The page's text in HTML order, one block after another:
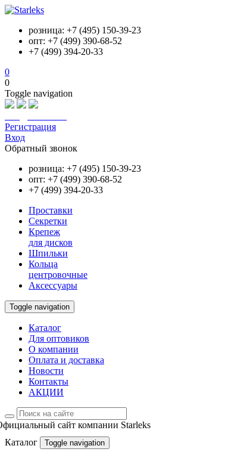
розница: +7 (495) 150-39-23
опт: +7 (499) 390-68-52
+7 (499) 394-20-33
0
0
Toggle navigation
Регистрация
Вход
Обратный звонок
розница: +7 (495) 150-39-23
опт: +7 (499) 390-68-52
+7 (499) 394-20-33
Проставки
Секретки
Крепеж
для дисков
Шпильки
Кольца
центровочные
Аксессуары
Toggle navigation
Каталог
Для оптовиков
О компании
Оплата и доставка
Новости
Контакты
АКЦИИ
сайт компании Starleks
Каталог
Toggle navigation